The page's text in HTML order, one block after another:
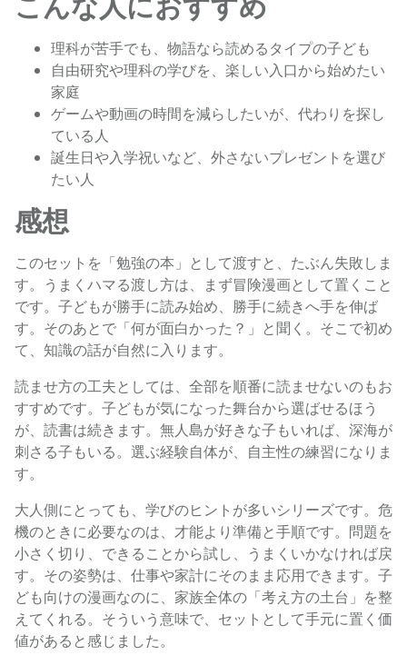
理科が苦手でも、物語なら読めるタイプの子ども
自由研究や理科の学びを、楽しい入口から始めたい
家庭
ゲームや動画の時間を減らしたいが、代わりを探し
ている人
誕生日や入学祝いなど、外さないプレゼントを選び
たい人
感想
このセットを「勉強の本」として渡すと、たぶん失敗しま
す。うまくハマる渡し方は、まず冒険漫画として置くこと
です。子どもが勝手に読み始め、勝手に続きへ手を伸ば
す。そのあとで「何が面白かった？」と聞く。そこで初め
て、知識の話が自然に入ります。
読ませ方の工夫としては、全部を順番に読ませないのもお
すすめです。子どもが気になった舞台から選ばせるほう
が、読書は続きます。無人島が好きな子もいれば、深海が
刺さる子もいる。選ぶ経験自体が、自主性の練習になりま
す。
大人側にとっても、学びのヒントが多いシリーズです。危
機のときに必要なのは、才能より準備と手順です。問題を
小さく切り、できることから試し、うまくいかなければ戻
す。その姿勢は、仕事や家計にそのまま応用できます。子
ども向けの漫画なのに、家族全体の「考え方の土台」を整
えてくれる。そういう意味で、セットとして手元に置く価
値があると感じました。